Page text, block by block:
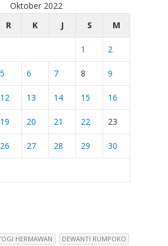
Oktober 2022
R K J S M
1 2
5 6 7 8 9
12 13 14 15 16
19 20 21 22 23
26 27 28 29 30
HERMAWAN DEWANTI RUMPOKO